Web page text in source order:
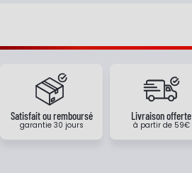
Satisfait ou remboursé
garantie 30 jours
Livraison offerte
à partir de 59€